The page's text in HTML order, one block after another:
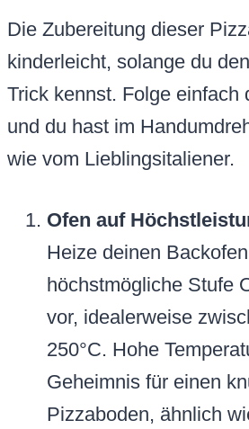
Die Zubereitung dieser
kinderleicht, solange du
Trick kennst. Folge einfach
und du hast im
wie vom Lieblingsitaliener.
Ofen auf
Heize deinen
höchstmögliche Stufe
vor, idealerweise
250°C. Hohe
Geheimnis für einen
Pizzaboden, ähnlich